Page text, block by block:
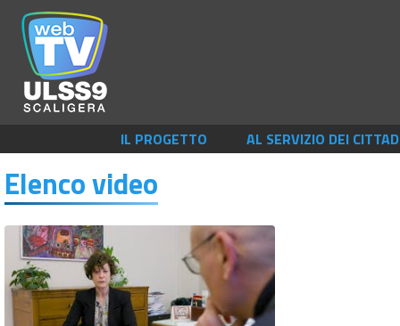
IL PROGETTO AL SERVIZIO DEI
Elenco video